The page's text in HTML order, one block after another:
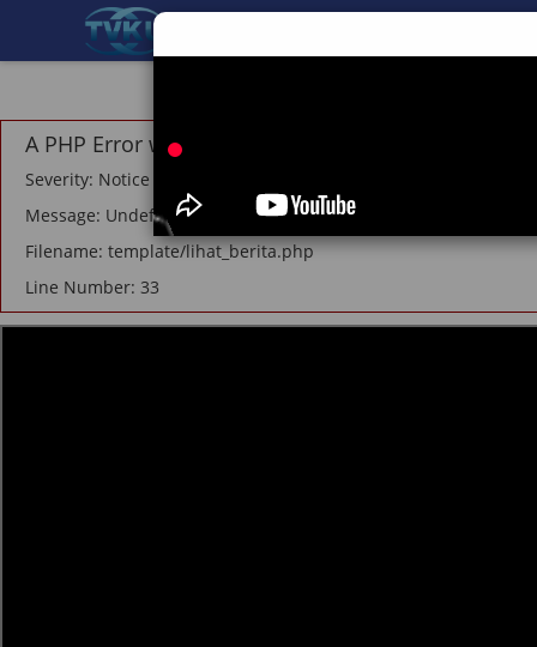
A PHP Error was encountered
Severity: Notice
Message: Undefined offset: 1
Filename: template/lihat_berita.php
Line Number: 33